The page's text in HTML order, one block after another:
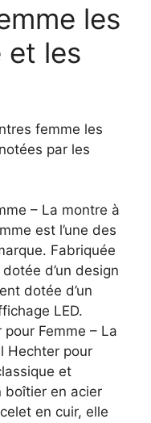
les
et les
femme les
par les
– La montre à
est l’une des
Fabriquée
d’un design
dotée d’un
LED.
Femme – La
Hechter pour
et
boîtier en acier
en cuir, elle